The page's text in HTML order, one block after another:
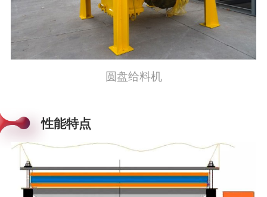
圆盘给料机
性能特点